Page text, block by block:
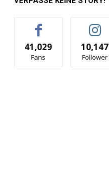
41,029
Fans
10,147
Follower